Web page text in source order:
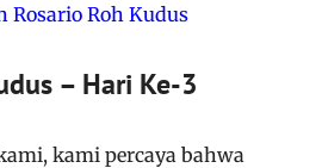
Roh Kudus
– Hari Ke-3
kami percaya bahwa